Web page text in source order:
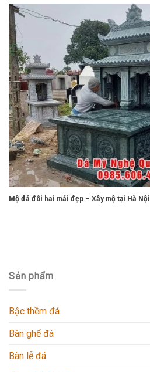
Mộ đá đôi hai mái đẹp – Xây mộ tại Hà Nội
Sản phẩm
Bậc thềm đá
Bàn ghế đá
Bàn lễ đá